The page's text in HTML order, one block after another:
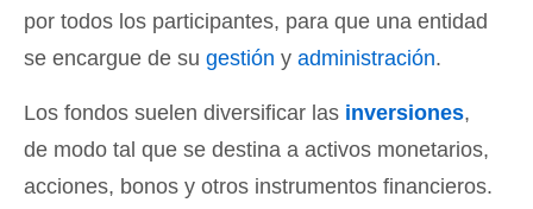
por todos los participantes, para que una entidad
se encargue de su gestión y administración.
Los fondos suelen diversificar las inversiones,
de modo tal que se destina a activos monetarios,
acciones, bonos y otros instrumentos financieros.